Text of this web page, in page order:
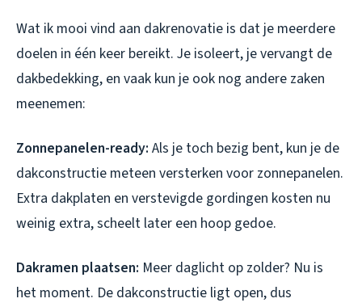
Wat ik mooi vind aan dakrenovatie is dat je meerdere
doelen in één keer bereikt. Je isoleert, je vervangt de
dakbedekking, en vaak kun je ook nog andere zaken
meenemen:
Zonnepanelen-ready: Als je toch bezig bent, kun je de
dakconstructie meteen versterken voor zonnepanelen.
Extra dakplaten en verstevigde gordingen kosten nu
weinig extra, scheelt later een hoop gedoe.
Dakramen plaatsen: Meer daglicht op zolder? Nu is
het moment. De dakconstructie ligt open, dus